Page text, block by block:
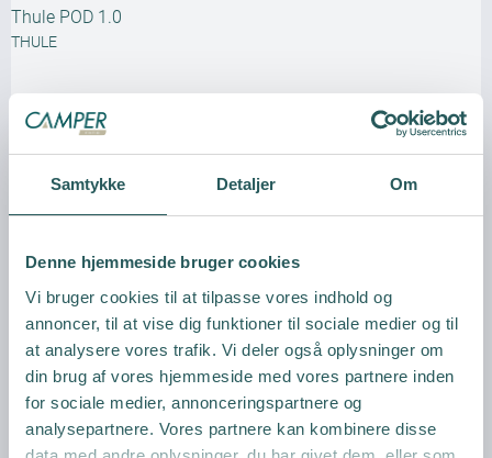
Samtykke Detaljer Om
Denne hjemmeside bruger cookies
Vi bruger cookies til at tilpasse vores indhold og
annoncer, til at vise dig funktioner til sociale medier og til
at analysere vores trafik. Vi deler også oplysninger om
din brug af vores hjemmeside med vores partnere inden
for sociale medier, annonceringspartnere og
analysepartnere. Vores partnere kan kombinere disse
Thule POD 1.0
THULE
Vis produkt